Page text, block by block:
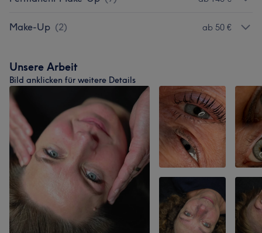
Make-Up (2) ab 50 €
Unsere Arbeit
Bild anklicken für weitere Details